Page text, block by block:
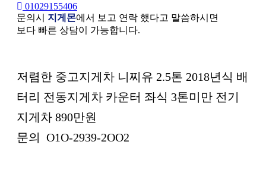
01029155406
문의시 지게몬에서 보고 연락 했다고 말씀하시면
보다 빠른 상담이 가능합니다.
본문
저렴한 중고지게차 니찌유 2.5톤 2018년식 배
터리 전동지게차 카운터 좌식 3톤미만 전기
지게차 890만원
문의 O1O-2939-2OO2